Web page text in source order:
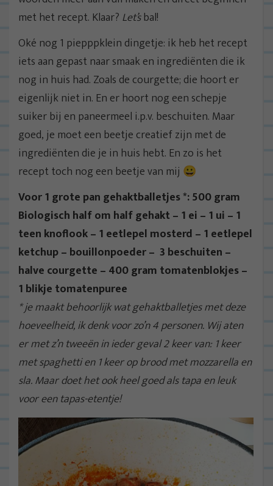
met het recept. Klaar? Let’sbal!
Oké nog 1 piepppklein dingetje: ik heb het recept
iets aan gepast naar smaak en ingrediënten die ik
nog in huis had. Zoals de courgette; die hoort er
eigenlijk niet in. En er hoort nog een schepje
suiker bij en paneermeel i.p.v. beschuiten. Maar
goed, je moet een beetje creatief zijn met de
ingrediënten die je in huis hebt. En zo is het
recept toch nog een beetje van mij 😀
Voor 1 grote pan gehaktballetjes *: 500 gram
Biologisch half om half gehakt – 1 ei – 1 ui – 1
teen knoflook – 1 eetlepel mosterd – 1 eetlepel
ketchup – bouillonpoeder – 3 beschuiten –
halve courgette – 400 gram tomatenblokjes –
1 blikje tomatenpuree
* je maakt behoorlijk wat gehaktballetjes met deze
hoeveelheid, ik denk voor zo’n 4 personen. Wij aten
er met z’n tweeën in ieder geval 2 keer van: 1 keer
met spaghetti en 1 keer op brood met mozzarella en
sla. Maar doet het ook heel goed als tapa en leuk
voor een tapas-etentje!